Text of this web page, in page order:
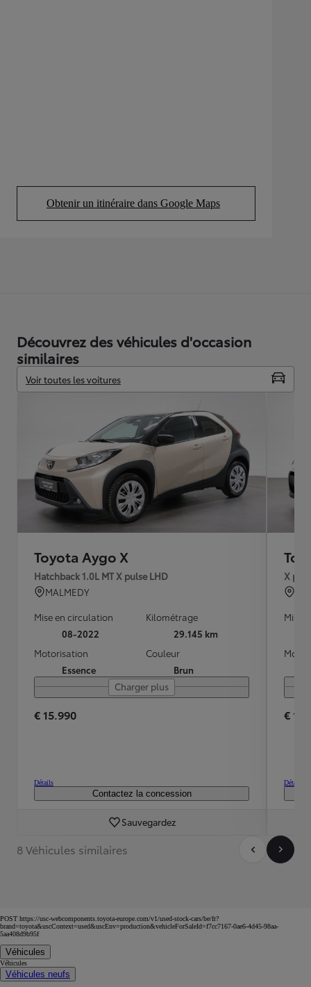
Obtenir un itinéraire dans Google Maps
(Opens in new tab)
Découvrez des véhicules d'occasion
similaires
Voir toutes les voitures
Toyota Aygo X
Hatchback 1.0L MT X pulse LHD
MALMEDY
Mise en circulation
08-2022
Kilométrage
29.145 km
Motorisation
Essence
Couleur
Brun
Charger plus
€ 15.990
Détails
Contactez la concession
Sauvegardez
X play
Mise
€
Détails
8 Véhicules similaires
POST https://usc-webcomponents.toyota-europe.com/v1/used-stock-cars/be/fr?
brand=toyota&uscContext=used&uscEnv=production&vehicleForSaleId=f7cc7167-0ae6-4d45-98aa-
5aa408d9b95f
Véhicules
Véhicules
Véhicules neufs